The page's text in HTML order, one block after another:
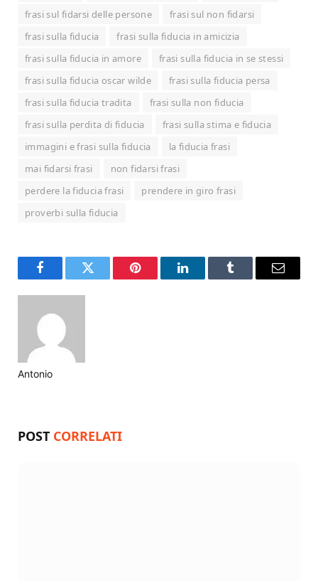
frasi sul fidarsi delle persone
frasi sul non fidarsi
frasi sulla fiducia
frasi sulla fiducia in amicizia
frasi sulla fiducia in amore
frasi sulla fiducia in se stessi
frasi sulla fiducia oscar wilde
frasi sulla fiducia persa
frasi sulla fiducia tradita
frasi sulla non fiducia
frasi sulla perdita di fiducia
frasi sulla stima e fiducia
immagini e frasi sulla fiducia
la fiducia frasi
mai fidarsi frasi
non fidarsi frasi
perdere la fiducia frasi
prendere in giro frasi
proverbi sulla fiducia
FacebookTwitter Pinterest LinkedInTumblr Email
Antonio
POST CORRELATI